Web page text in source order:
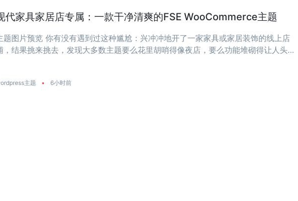
代家具家居店专属：一款干净清爽的FSE WooCommerce主题
题图片预览 你有没有遇到过这种尴尬：兴冲冲地开了一家家具或家居装饰的线上店
，结果挑来挑去，发现大多数主题要么花里胡哨得像夜店，要么功能堆砌得让人头
主题 • 6小时前